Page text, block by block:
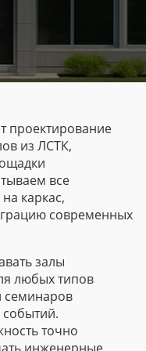
из ЛСТК,
все
каркас,
современных
залы
любых типов
семинаров
точно